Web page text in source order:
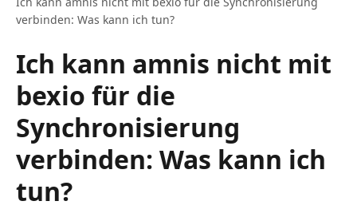
verbinden: Was kann ich tun?
Ich kann amnis nicht mit
bexio für die
Synchronisierung
verbinden: Was kann ich
tun?